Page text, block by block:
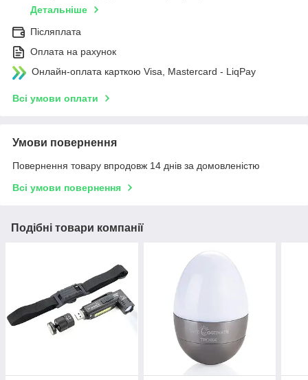
Детальніше
Післяплата
Оплата на рахунок
Онлайн-оплата карткою Visa, Mastercard - LiqPay
Всі умови оплати
Умови повернення
Повернення товару впродовж 14 днів за домовленістю
Всі умови повернення
Подібні товари компанії